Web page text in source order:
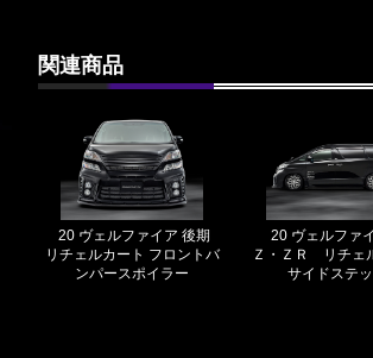
関連商品
20 ヴェルファイア 後期
リチェルカート フロントバ
ンパースポイラー
20 ヴェルファ
Ｚ・ＺＲ リチェ
サイドステ